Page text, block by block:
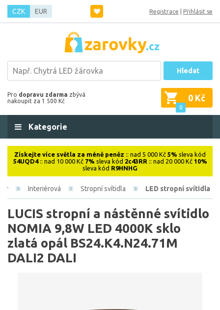
CZK EUR Registrace Přihlásit se
Hledat
Pro dopravu zdarma zbývá
nakoupit za 1 500 Kč
0
0 Kč
Kategorie
Získejte více světla za méně peněz :: nad 5 000 Kč 5% sleva kód
54UQD4:: nad 10 000 Kč 7% sleva kód 2c43RR :: nad 20 000 Kč 10%
sleva kód R9HNHG
Interiérová Stropní svítidla LED stropní svítidla
LUCIS stropní a nástěnné svítidlo
NOMIA 9,8W LED 4000K sklo
zlatá opál BS24.K4.N24.71M
DALI2 DALI